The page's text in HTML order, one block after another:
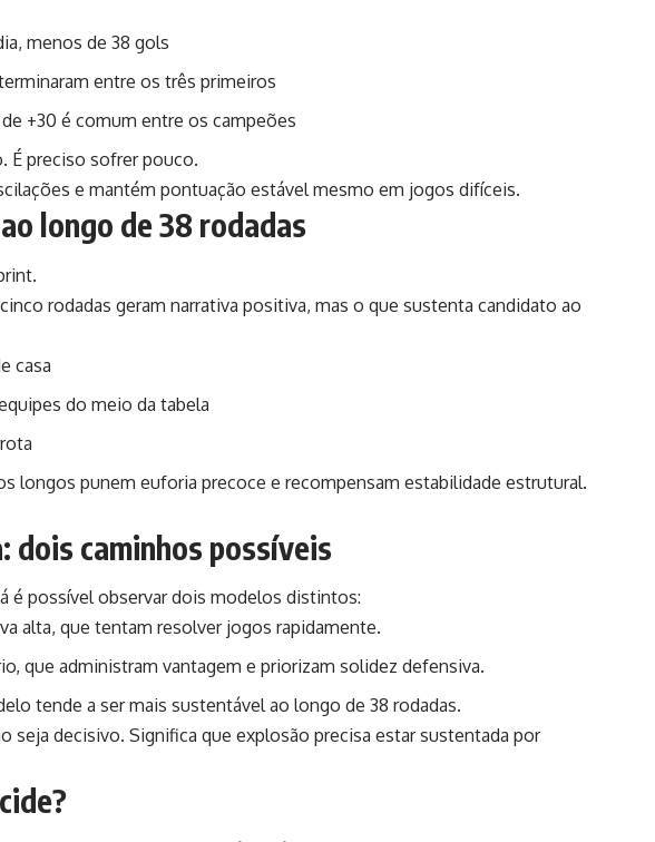
menos de 38 gols
entre os três primeiros
+30 é comum entre os campeões
É preciso sofrer pouco.
e mantém pontuação estável mesmo em jogos difíceis.
longo de 38 rodadas
rodadas geram narrativa positiva, mas o que sustenta candidato ao
casa
do meio da tabela
longos punem euforia precoce e recompensam estabilidade estrutural.
dois caminhos possíveis
é possível observar dois modelos distintos:
alta, que tentam resolver jogos rapidamente.
que administram vantagem e priorizam solidez defensiva.
tende a ser mais sustentável ao longo de 38 rodadas.
seja decisivo. Significa que explosão precisa estar sustentada por